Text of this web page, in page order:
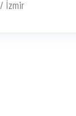
/ İzmir